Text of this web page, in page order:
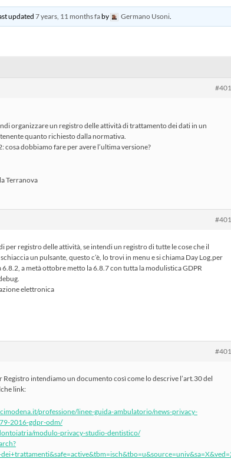
updated7 years, 11 months faby Germano Usoni
organizzare un registro delle attività di trattamento dei dati in un
quanto richiesto dalla normativa.
cosa dobbiamo fare per avere l’ultima versione?
Terranova
per registro delle attività, se intendi un registro di tutte le cose che il
un pulsante, questo c’è, lo trovi in menu e si chiama Day Log,per
6.8.2, a metà ottobre metto la 6.8.7 con tutta la modulistica GDPR
elettronica
Registro intendiamo un documento così come lo descrive l’art.30 del
link:
professione/linee-guida-ambulatorio/news-privacy-
2016-gdpr-odm/
modulo-privacy-studio-dentistico/